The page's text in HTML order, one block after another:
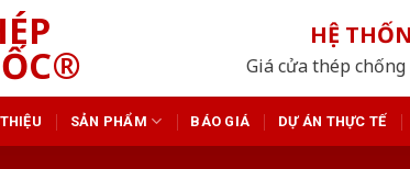
HỆ
Giá cửa thép
SẢN PHẨM BÁO GIÁ DỰ ÁN THỰC TẾ